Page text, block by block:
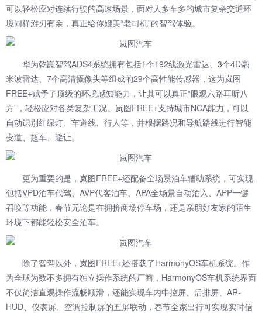
可以轻松应对连续行驶的高速场景，面对人多车多的城市复杂交通环
境同样游刃有余，真正给你媲美“老司机”的智驾体验。
华为乾崑智驾ADS4系统拥有包括1个192线激光雷达、3个4D毫
米波雷达、7个高清摄像头等组成的29个高性能传感器，这为岚图
FREE+赋予了顶级的环境感知能力，让其可以真正“眼观六路耳听八
方”，轻松应对各类复杂工况。岚图FREE+支持城市NCA能力，可以
自动识别红绿灯、车道线、行人等，并根据路况和导航路线进行智能
变道、超车、避让。
更为重要的是，岚图FREE+还配备全场景泊车辅助系统，可实现
包括VPD泊车代驾、AVP代客泊车、APA全场景自动泊入、APP一键
召唤等功能，春节无论是在拥挤商场停车场，还是亲朋好友家的陌生
环境下都能轻松安全泊车。
除了智驾以外，岚图FREE+还搭载了HarmonyOS车机系统。作
为全球为数不多拥有独立操作系统的厂商，HarmonyOS车机系统界面
不仅简洁直观操作流畅顺滑，还能实现车内中控屏、后排屏、AR-
HUD、仪表屏、空调控制屏的五屏联动，春节全家出行可实现实时信